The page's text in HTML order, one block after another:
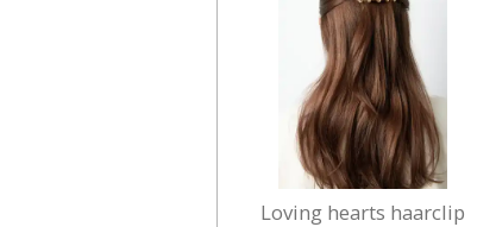
Loving hearts haarclip